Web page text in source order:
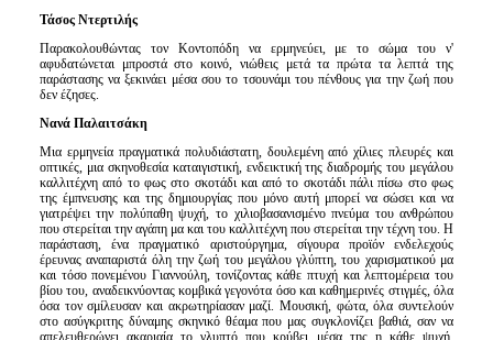
Τάσος Ντερτιλής
Παρακολουθώντας τον Κοντοπόδη να ερμηνεύει, με το σώμα του ν'
αφυδατώνεται μπροστά στο κοινό, νιώθεις μετά τα πρώτα τα λεπτά της
παράστασης να ξεκινάει μέσα σου το τσουνάμι του πένθους για την ζωή που
δεν έζησες.
Νανά Παλαιτσάκη
Μια ερμηνεία πραγματικά πολυδιάστατη, δουλεμένη από χίλιες πλευρές και
οπτικές, μια σκηνοθεσία καταιγιστική, ενδεικτική της διαδρομής του μεγάλου
καλλιτέχνη από το φως στο σκοτάδι και από το σκοτάδι πάλι πίσω στο φως
της έμπνευσης και της δημιουργίας που μόνο αυτή μπορεί να σώσει και να
γιατρέψει την πολύπαθη ψυχή, το χιλιοβασανισμένο πνεύμα του ανθρώπου
που στερείται την αγάπη μα και του καλλιτέχνη που στερείται την τέχνη του. Η
παράσταση, ένα πραγματικό αριστούργημα, σίγουρα προϊόν ενδελεχούς
έρευνας αναπαριστά όλη την ζωή του μεγάλου γλύπτη, του χαρισματικού μα
και τόσο πονεμένου Γιαννούλη, τονίζοντας κάθε πτυχή και λεπτομέρεια του
βίου του, αναδεικνύοντας κομβικά γεγονότα όσο και καθημερινές στιγμές, όλα
όσα τον σμίλευσαν και ακρωτηρίασαν μαζί. Μουσική, φώτα, όλα συντελούν
στο ασύγκριτης δύναμης σκηνικό θέαμα που μας συγκλονίζει βαθιά, σαν να
απελευθερώνει ακαριαία το γλυπτό που κρύβει μέσα της η κάθε ψυχή.